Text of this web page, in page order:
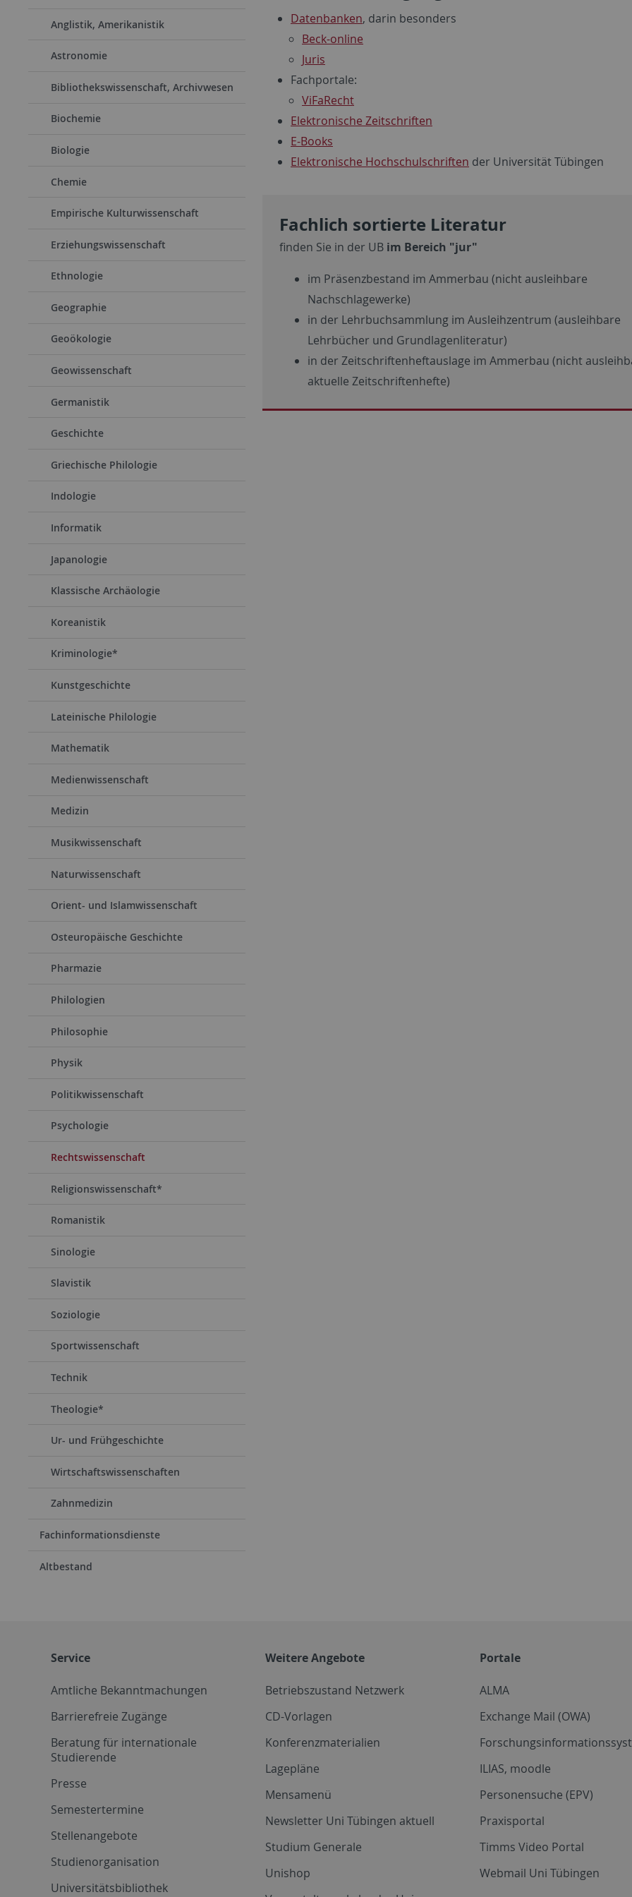
Anglistik, Amerikanistik
Astronomie
Bibliothekswissenschaft, Archivwesen
Biochemie
Biologie
Chemie
Empirische Kulturwissenschaft
Erziehungswissenschaft
Ethnologie
Geographie
Geoökologie
Geowissenschaft
Germanistik
Geschichte
Griechische Philologie
Indologie
Informatik
Japanologie
Klassische Archäologie
Koreanistik
Kriminologie*
Kunstgeschichte
Lateinische Philologie
Mathematik
Medienwissenschaft
Medizin
Musikwissenschaft
Naturwissenschaft
Orient- und Islamwissenschaft
Osteuropäische Geschichte
Pharmazie
Philologien
Philosophie
Physik
Politikwissenschaft
Psychologie
Rechtswissenschaft
Religionswissenschaft*
Romanistik
Sinologie
Slavistik
Soziologie
Sportwissenschaft
Technik
Theologie*
Ur- und Frühgeschichte
Wirtschaftswissenschaften
Zahnmedizin
Fachinformationsdienste
Altbestand
Datenbanken, darin besonders
Beck-online
Juris
Fachportale:
ViFaRecht
Elektronische Zeitschriften
E-Books
Elektronische Hochschulschriften der Universität Tübingen
Fachlich sortierte Literatur
finden Sie in der UB im Bereich "jur"
im Präsenzbestand im Ammerbau (nicht ausleihbare
Nachschlagewerke)
in der Lehrbuchsammlung im Ausleihzentrum (ausleihbare
Lehrbücher und Grundlagenliteratur)
in der Zeitschriftenheftauslage im Ammerbau (nicht
aktuelle Zeitschriftenhefte)
Service
Amtliche Bekanntmachungen
Barrierefreie Zugänge
Beratung für internationale
Studierende
Presse
Semestertermine
Stellenangebote
Studienorganisation
Universitätsbibliothek
Weitere Angebote
Betriebszustand Netzwerk
CD-Vorlagen
Konferenzmaterialien
Lagepläne
Mensamenü
Newsletter Uni Tübingen aktuell
Studium Generale
Unishop
Portale
ALMA
Exchange Mail (OWA)
ILIAS, moodle
Personensuche (EPV)
Praxisportal
Timms Video Portal
Webmail Uni Tübingen